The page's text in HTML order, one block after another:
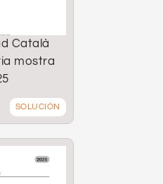
Català
mostra
SOLUCIÓN